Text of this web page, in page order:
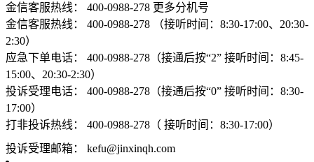
金信客服热线： 400-0988-278 更多分机号
金信客服热线：
400-0988-278 （接听时间：8:30-17:00、20:30-
2:30）
应急下单电话：
400-0988-278（接通后按“2” 接听时间：8:45-
15:00、20:30-2:30）
投诉受理电话：
400-0988-278（接通后按“0” 接听时间：8:30-
17:00）
打非投诉热线：
400-0988-278（ 接听时间：8:30-17:00）
投诉受理邮箱：
kefu@jinxinqh.com